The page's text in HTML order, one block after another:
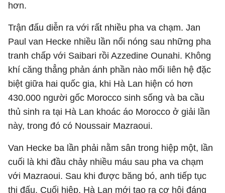
hơn.
Trận đấu diễn ra với rất nhiều pha va chạm. Jan
Paul van Hecke nhiều lần nổi nóng sau những pha
tranh chấp với Saibari rồi Azzedine Ounahi. Không
khí căng thẳng phản ánh phần nào mối liên hệ đặc
biệt giữa hai quốc gia, khi Hà Lan hiện có hơn
430.000 người gốc Morocco sinh sống và ba cầu
thủ sinh ra tại Hà Lan khoác áo Morocco ở giải lần
này, trong đó có Noussair Mazraoui.
Van Hecke ba lần phải nằm sân trong hiệp một, lần
cuối là khi đầu chảy nhiều máu sau pha va chạm
với Mazraoui. Sau khi được băng bó, anh tiếp tục
thi đấu. Cuối hiệp, Hà Lan mới tạo ra cơ hội đáng